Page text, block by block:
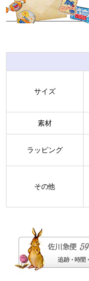
サイズ
素材
ラッピング
その他